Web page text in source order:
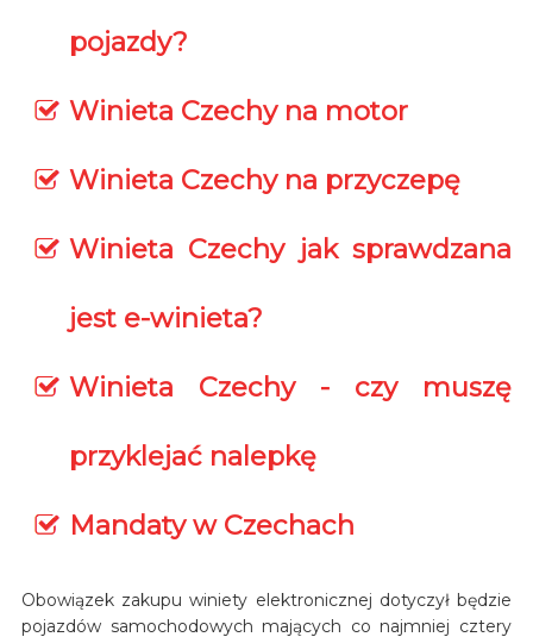
pojazdy?
Winieta Czechy na motor
Winieta Czechy na przyczepę
Winieta Czechy jak sprawdzana
jest e-winieta?
Winieta Czechy - czy muszę
przyklejać nalepkę
Mandaty w Czechach
Obowiązek zakupu winiety elektronicznej dotyczył będzie
pojazdów samochodowych mających co najmniej cztery